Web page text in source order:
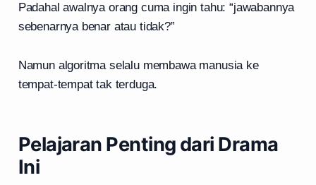
Padahal awalnya orang cuma ingin tahu: “jawabannya
sebenarnya benar atau tidak?”
Namun algoritma selalu membawa manusia ke
tempat-tempat tak terduga.
Pelajaran Penting dari Drama
Ini